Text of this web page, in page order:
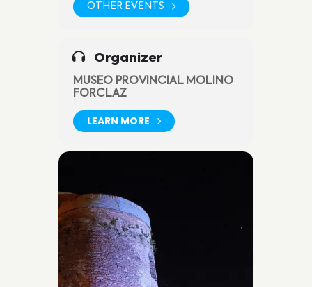
OTHER EVENTS
Organizer
MUSEO PROVINCIAL MOLINO
FORCLAZ
LEARN MORE